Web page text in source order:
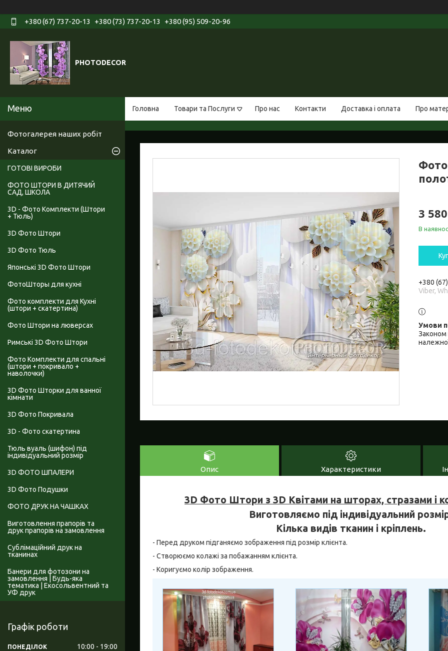
+380 (67) 737-20-13 +380 (73) 737-20-13 +380 (95) 509-20-96
PHOTODECOR
Головна Товари та Послуги Про нас Контакти Доставка і оплата Про
3
В
+380
Viber,
Законом
Опис Характеристики
3D Фото Штори з 3D Квітами на шторах, стразами і
Виготовляємо під індивідуальний
Кілька видів тканин і кріплень.
- Перед друком підганяємо зображення під розмір клієнта.
- Створюємо колажі за побажанням клієнта.
- Коригуємо колір зображення.
Фотогалерея наших робіт
Каталог
ГОТОВІ ВИРОБИ
ФОТО ШТОРИ В ДИТЯЧИЙ
САД, ШКОЛА
3D - Фото Комплекти (Штори
+ Тюль)
3D Фото Штори
3D Фото Тюль
Японські 3D Фото Штори
ФотоШторы для кухні
Фото комплекти для Кухні
(штори + скатертина)
Фото Штори на люверсах
Римські 3D Фото Штори
Фото Комплекти для спальні
(штори + покривало +
наволочки)
3D Фото Шторки для ванної
кімнати
3D Фото Покривала
3D - Фото скатертина
Тюль вуаль (шифон) під
індивідуальний розмір
3D ФОТО ШПАЛЕРИ
3D Фото Подушки
ФОТО ДРУК НА ЧАШКАХ
Виготовлення прапорів та
друк прапорів на замовлення
Сублімаційний друк на
тканинах
Банери для фотозони на
замовлення | Будь-яка
тематика | Екосольвентний та
УФ друк
Графік роботи
ПОНЕДІЛОК 10:00 19:00